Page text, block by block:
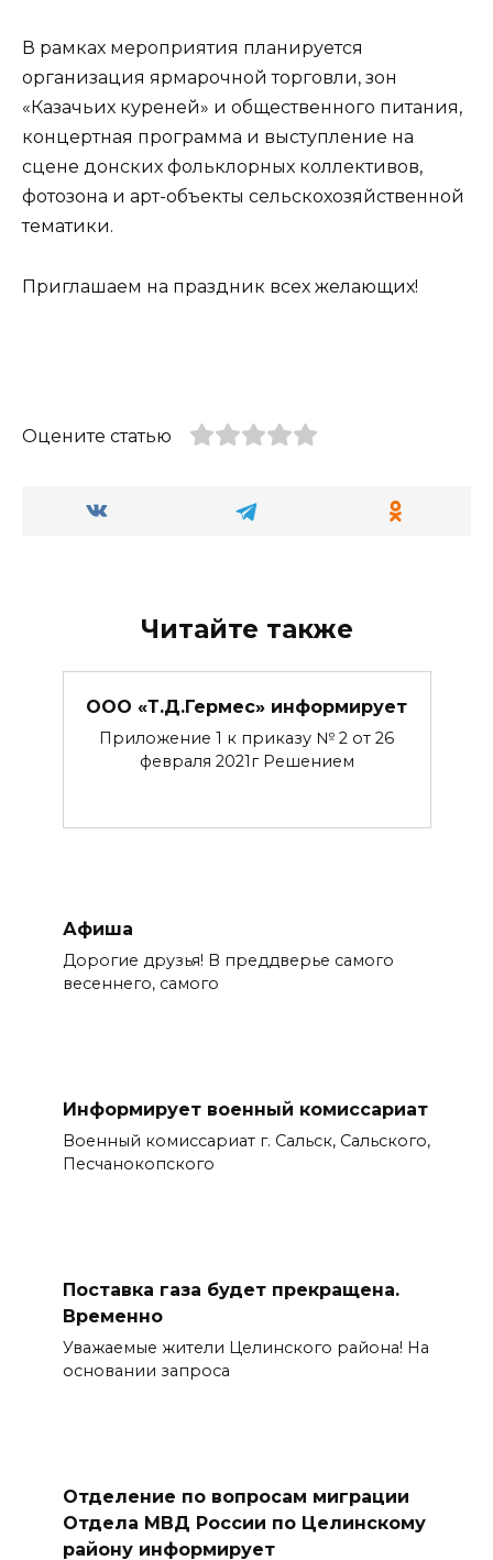
В рамках мероприятия планируется
организация ярмарочной торговли, зон
«Казачьих куреней» и общественного питания,
концертная программа и выступление на
сцене донских фольклорных коллективов,
фотозона и арт-объекты сельскохозяйственной
тематики.
Приглашаем на праздник всех желающих!
Оцените статью
Читайте также
ООО «Т.Д.Гермес» информирует
Приложение 1 к приказу № 2 от 26
февраля 2021г Решением
Афиша
Дорогие друзья! В преддверье самого
весеннего, самого
Информирует военный комиссариат
Военный комиссариат г. Сальск, Сальского,
Песчанокопского
Поставка газа будет прекращена.
Временно
Уважаемые жители Целинского района! На
основании запроса
Отделение по вопросам миграции
Отдела МВД России по Целинскому
району информирует